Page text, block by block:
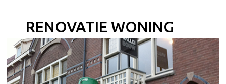
RENOVATIE WONING